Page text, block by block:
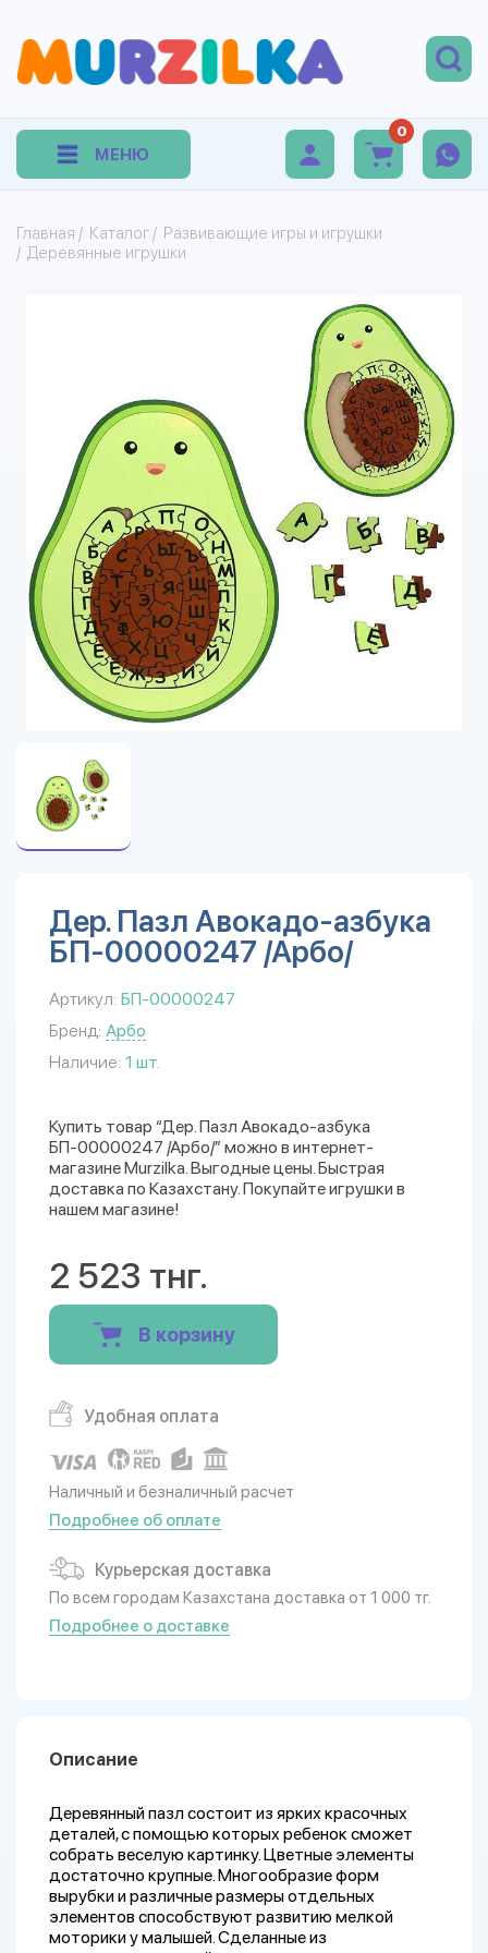
МЕНЮ
0
Главная / Каталог / Развивающие игры и игрушки
/ Деревянные игрушки
Дер. Пазл Авокадо-азбука
БП-00000247 /Арбо/
Артикул: БП-00000247
Бренд: Арбо
Наличие: 1 шт.
Купить товар “Дер. Пазл Авокадо-азбука
БП-00000247 /Арбо/” можно в интернет-
магазине Murzilka. Выгодные цены. Быстрая
доставка по Казахстану. Покупайте игрушки в
нашем магазине!
2 523 тнг.
В корзину
Удобная оплата
Наличный и безналичный расчет
Подробнее об оплате
Курьерская доставка
По всем городам Казахстана доставка от 1 000 тг.
Подробнее о доставке
Описание
Деревянный пазл состоит из ярких красочных
деталей, с помощью которых ребенок сможет
собрать веселую картинку. Цветные элементы
достаточно крупные. Многообразие форм
вырубки и различные размеры отдельных
элементов способствуют развитию мелкой
моторики у малышей. Сделанные из